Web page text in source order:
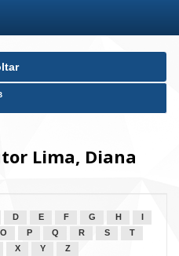
Lima, Diana
D E F G H
O P Q R S
T
X Y Z